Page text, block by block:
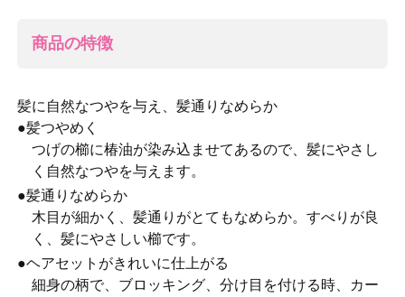
商品の特徴
髪に自然なつやを与え、髪通りなめらか
●髪つやめく
つげの櫛に椿油が染み込ませてあるので、髪にやさし
く自然なつやを与えます。
●髪通りなめらか
木目が細かく、髪通りがとてもなめらか。すべりが良
く、髪にやさしい櫛です。
●ヘアセットがきれいに仕上がる
細身の柄で、ブロッキング、分け目を付ける時、カー